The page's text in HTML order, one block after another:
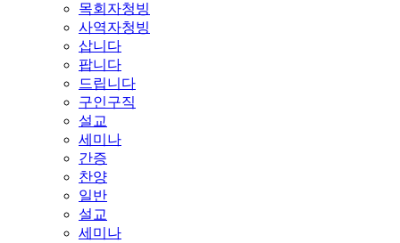
목회자청빙
사역자청빙
삽니다
팝니다
드립니다
구인구직
설교
세미나
간증
찬양
일반
설교
세미나